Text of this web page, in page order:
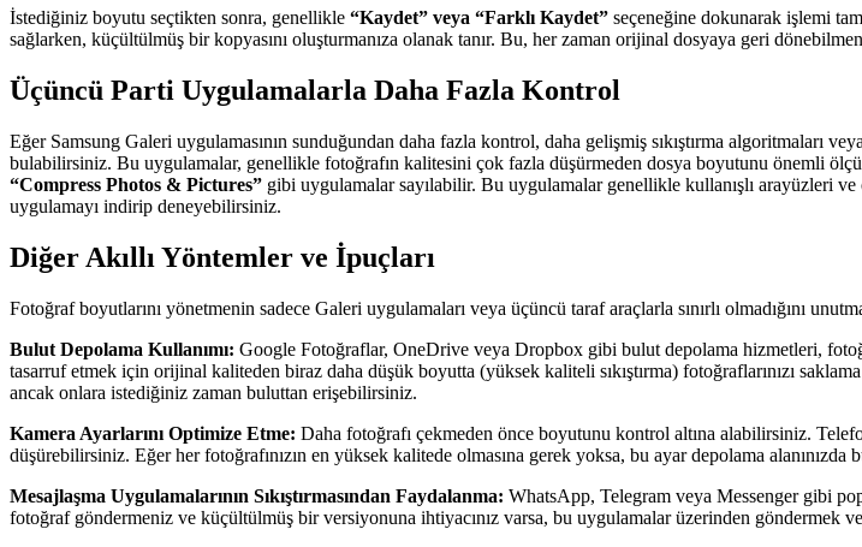
İstediğiniz boyutu seçtikten sonra, genellikle “Kaydet” veya “Farklı Kaydet” seçeneğine dokunarak işlemi
sağlarken, küçültülmüş bir kopyasını oluşturmanıza olanak tanır. Bu, her zaman orijinal dosyaya geri
Üçüncü Parti Uygulamalarla Daha Fazla Kontrol
Eğer Samsung Galeri uygulamasının sunduğundan daha fazla kontrol, daha gelişmiş sıkıştırma algoritmaları
bulabilirsiniz. Bu uygulamalar, genellikle fotoğrafın kalitesini çok fazla düşürmeden dosya boyutunu önemli
“Compress Photos & Pictures” gibi uygulamalar sayılabilir. Bu uygulamalar genellikle kullanışlı arayüzleri ve
uygulamayı indirip deneyebilirsiniz.
Diğer Akıllı Yöntemler ve İpuçları
Fotoğraf boyutlarını yönetmenin sadece Galeri uygulamaları veya üçüncü taraf araçlarla sınırlı olmadığını
Bulut Depolama Kullanımı: Google Fotoğraflar, OneDrive veya Dropbox gibi bulut depolama hizmetleri,
tasarruf etmek için orijinal kaliteden biraz daha düşük boyutta (yüksek kaliteli sıkıştırma) fotoğraflarınızı
ancak onlara istediğiniz zaman buluttan erişebilirsiniz.
Kamera Ayarlarını Optimize Etme: Daha fotoğrafı çekmeden önce boyutunu kontrol altına alabilirsiniz.
düşürebilirsiniz. Eğer her fotoğrafınızın en yüksek kalitede olmasına gerek yoksa, bu ayar depolama alanınızda
Mesajlaşma Uygulamalarının Sıkıştırmasından Faydalanma: WhatsApp, Telegram veya Messenger gibi
fotoğraf göndermeniz ve küçültülmüş bir versiyonuna ihtiyacınız varsa, bu uygulamalar üzerinden göndermek